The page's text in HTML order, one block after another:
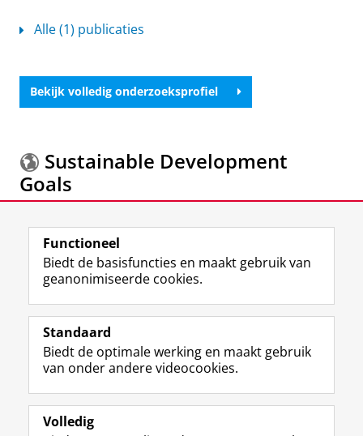
Alle (1) publicaties
Bekijk volledig onderzoeksprofiel
Sustainable Development
Goals
Meer informatie over deSustainable Development
Goals.
Volg de RUG
F
a
e
b
o
L
i
k
e
I
R
S
-
f
e
I
n
t
r
Y
o
T
e
Studiekiezers
Alumni
Functioneel
Biedt de basisfuncties en maakt gebruik van
geanonimiseerde cookies.
Standaard
Biedt de optimale werking en maakt gebruik
van onder andere videocookies.
Volledig